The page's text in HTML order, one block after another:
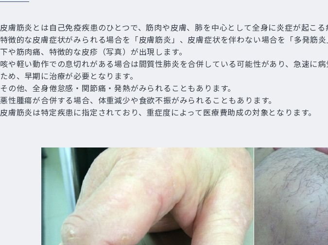
皮膚筋炎とは自己免疫疾患のひとつで、筋肉や皮膚、肺を中心として全身に炎症が起こる
特徴的な皮膚症状がみられる場合を「皮膚筋炎」、皮膚症状を伴わない場合を「多発筋
下や筋肉痛、特徴的な皮疹（写真）が出現します。
咳や軽い動作での息切れがある場合は間質性肺炎を合併している可能性があり、急速に
ため、早期に治療が必要となります。
その他、全身倦怠感・関節痛・発熱がみられることもあります。
悪性腫瘍が合併する場合、体重減少や食欲不振がみられることもあります。
皮膚筋炎は特定疾患に指定されており、重症度によって医療費助成の対象となります。